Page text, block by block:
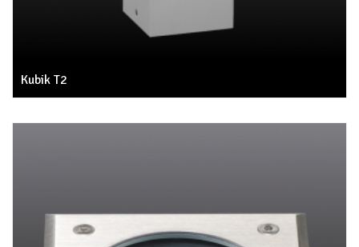
Kubik T2